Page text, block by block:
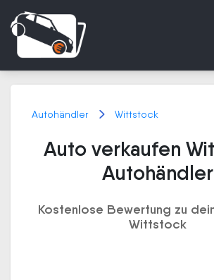
Autohändler Wittstock
Auto verkaufen
Autohändler
Kostenlose Bewertung zu
Wittstock